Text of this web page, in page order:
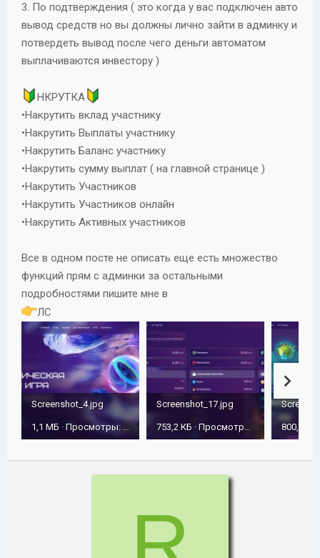
3. По подтверждения ( это когда у вас подключен авто
вывод средств но вы должны лично зайти в админку и
потвердеть вывод после чего деньги автоматом
выплачиваются инвестору )
НКРУТКА
•Накрутить вклад участнику
•Накрутить Выплаты участнику
•Накрутить Баланс участнику
•Накрутить сумму выплат ( на главной странице )
•Накрутить Участников
•Накрутить Участников онлайн
•Накрутить Активных участников
Все в одном посте не описать еще есть множество
функций прям с админки за остальными
подробностями пишите мне в
ЛС
Screenshot_4.jpg
1,1 МБ · Просмотры: 512
Screenshot_17.jpg
753,2 КБ · Просмотры: 508